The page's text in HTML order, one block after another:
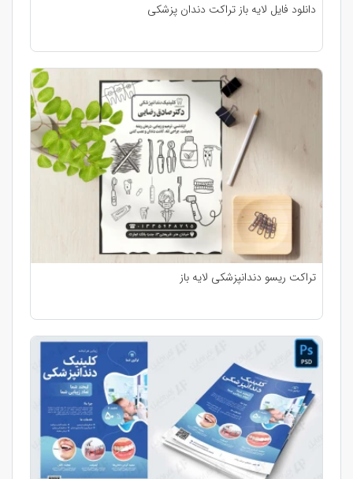
دانلود فایل لایه باز تراکت دندان پزشکی
تراکت ریسو دندانپزشکی لایه باز